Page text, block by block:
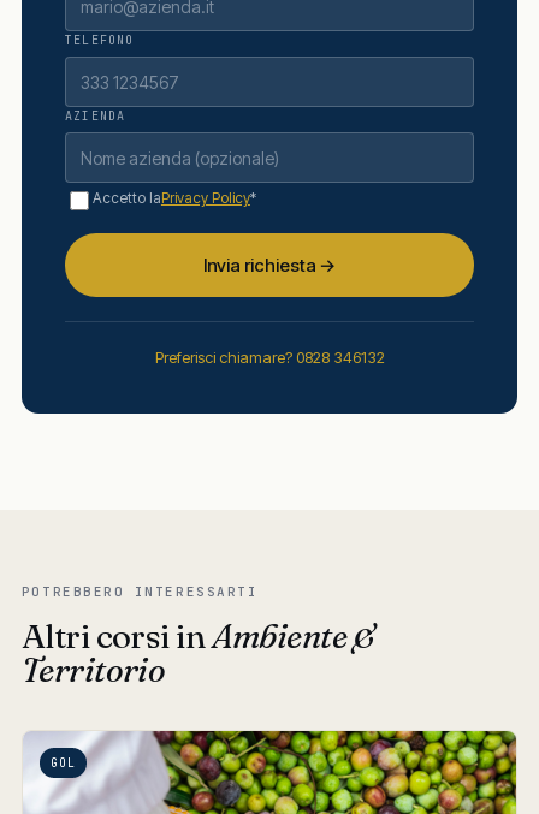
TELEFONO
AZIENDA
Accetto laPrivacy Policy*
Invia richiesta →
Preferisci chiamare? 0828 346132
POTREBBERO INTERESSARTI
Altri corsi inAmbiente &
Territorio
GOL